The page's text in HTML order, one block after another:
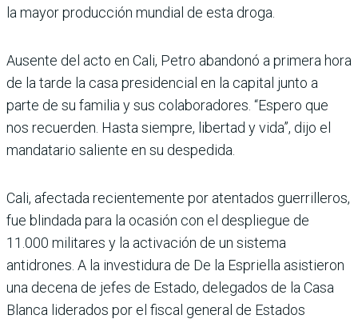
la mayor producción mundial de esta droga.
Ausente del acto en Cali, Petro abandonó a primera hora
de la tarde la casa pre­sidencial en la capital junto a
parte de su familia y sus cola­boradores. “Espero que
nos recuerden. Hasta siempre, libertad y vida”, dijo el
man­datario saliente en su despe­dida.
Cali, afectada recientemente por atentados guerrilleros,
fue blindada para la ocasión con el despliegue de
11.000 militares y la activación de un sistema
antidrones. A la investidura de De la Esprie­lla asistieron
una decena de jefes de Estado, delegados de la Casa
Blanca liderados por el fiscal general de Estados